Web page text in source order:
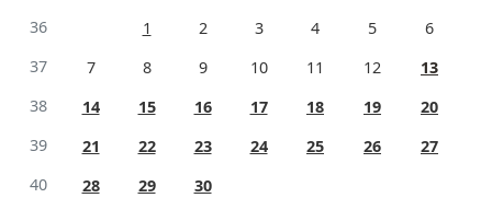
36
1 2 3 4 5
6
37
7 8 9 10 11 12
13
38
14 15 16 17 18 19
20
39
21 22 23 24 25 26
27
40
28 29
30